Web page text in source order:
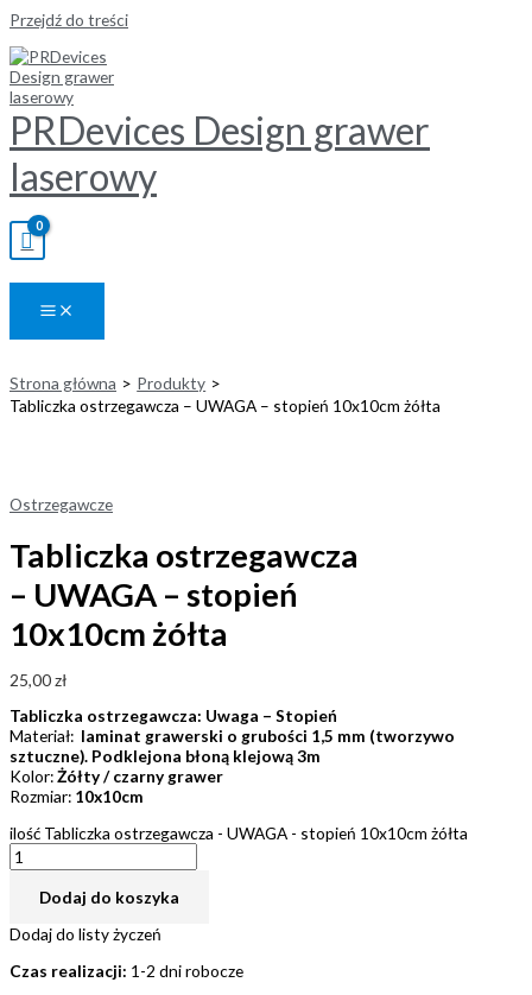
Przejdź do treści
PRDevices Design grawer
laserowy
Strona główna
Produkty
Tabliczka ostrzegawcza – UWAGA – stopień 10x10cm żółta
Ostrzegawcze
Tabliczka ostrzegawcza
– UWAGA – stopień
10x10cm żółta
25,00zł
Tabliczka ostrzegawcza: Uwaga – Stopień
Materiał: laminat grawerski o grubości 1,5 mm (tworzywo
sztuczne). Podklejona błoną klejową 3m
Kolor:Żółty / czarny grawer
Rozmiar: 10x10cm
ilość Tabliczka ostrzegawcza - UWAGA - stopień 10x10cm żółta
Dodaj do koszyka
Dodaj do listy życzeń
Czas realizacji: 1-2 dni robocze